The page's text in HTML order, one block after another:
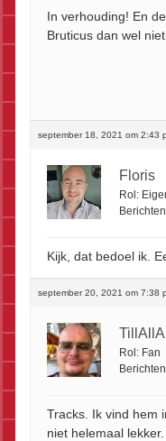
In verhouding! En
Bruticus dan wel
september 18, 2021 om 2:43
Floris
Rol:
Kijk, dat bedoel ik.
september 20, 2021 om 7:38
Rol: Fan
Tracks. Ik vind hem
niet helemaal